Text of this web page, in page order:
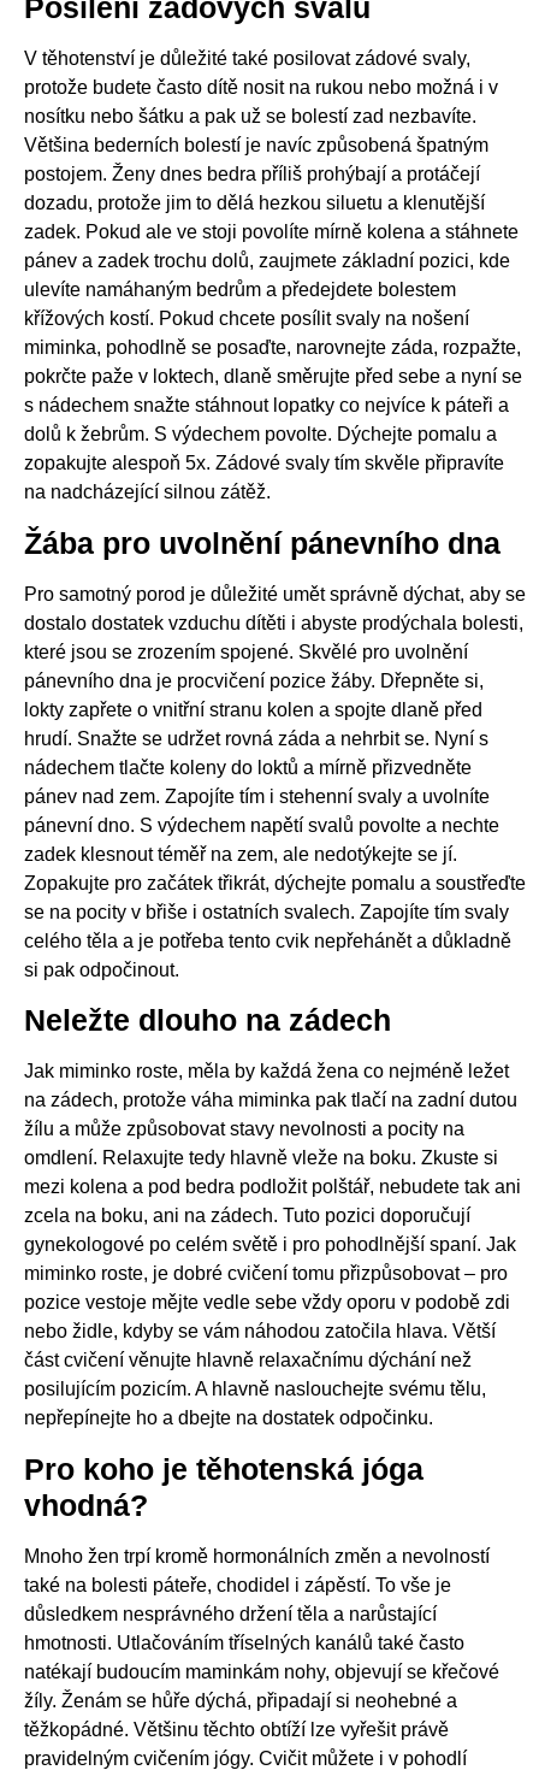
Posílení zádových svalů
V těhotenství je důležité také posilovat zádové svaly,
protože budete často dítě nosit na rukou nebo možná i v
nosítku nebo šátku a pak už se bolestí zad nezbavíte.
Většina bederních bolestí je navíc způsobená špatným
postojem. Ženy dnes bedra příliš prohýbají a protáčejí
dozadu, protože jim to dělá hezkou siluetu a klenutější
zadek. Pokud ale ve stoji povolíte mírně kolena a stáhnete
pánev a zadek trochu dolů, zaujmete základní pozici, kde
ulevíte namáhaným bedrům a předejdete bolestem
křížových kostí. Pokud chcete posílit svaly na nošení
miminka, pohodlně se posaďte, narovnejte záda, rozpažte,
pokrčte paže v loktech, dlaně směrujte před sebe a nyní se
s nádechem snažte stáhnout lopatky co nejvíce k páteři a
dolů k žebrům. S výdechem povolte. Dýchejte pomalu a
zopakujte alespoň 5x. Zádové svaly tím skvěle připravíte
na nadcházející silnou zátěž.
Žába pro uvolnění pánevního dna
Pro samotný porod je důležité umět správně dýchat, aby se
dostalo dostatek vzduchu dítěti i abyste prodýchala bolesti,
které jsou se zrozením spojené. Skvělé pro uvolnění
pánevního dna je procvičení pozice žáby. Dřepněte si,
lokty zapřete o vnitřní stranu kolen a spojte dlaně před
hrudí. Snažte se udržet rovná záda a nehrbit se. Nyní s
nádechem tlačte koleny do loktů a mírně přizvedněte
pánev nad zem. Zapojíte tím i stehenní svaly a uvolníte
pánevní dno. S výdechem napětí svalů povolte a nechte
zadek klesnout téměř na zem, ale nedotýkejte se jí.
Zopakujte pro začátek třikrát, dýchejte pomalu a soustřeďte
se na pocity v břiše i ostatních svalech. Zapojíte tím svaly
celého těla a je potřeba tento cvik nepřehánět a důkladně
si pak odpočinout.
Neležte dlouho na zádech
Jak miminko roste, měla by každá žena co nejméně ležet
na zádech, protože váha miminka pak tlačí na zadní dutou
žílu a může způsobovat stavy nevolnosti a pocity na
omdlení. Relaxujte tedy hlavně vleže na boku. Zkuste si
mezi kolena a pod bedra podložit polštář, nebudete tak ani
zcela na boku, ani na zádech. Tuto pozici doporučují
gynekologové po celém světě i pro pohodlnější spaní. Jak
miminko roste, je dobré cvičení tomu přizpůsobovat – pro
pozice vestoje mějte vedle sebe vždy oporu v podobě zdi
nebo židle, kdyby se vám náhodou zatočila hlava. Větší
část cvičení věnujte hlavně relaxačnímu dýchání než
posilujícím pozicím. A hlavně naslouchejte svému tělu,
nepřepínejte ho a dbejte na dostatek odpočinku.
Pro koho je těhotenská jóga
vhodná?
Mnoho žen trpí kromě hormonálních změn a nevolností
také na bolesti páteře, chodidel i zápěstí. To vše je
důsledkem nesprávného držení těla a narůstající
hmotnosti. Utlačováním tříselných kanálů také často
natékají budoucím maminkám nohy, objevují se křečové
žíly. Ženám se hůře dýchá, připadají si neohebné a
těžkopádné. Většinu těchto obtíží lze vyřešit právě
pravidelným cvičením jógy. Cvičit můžete i v pohodlí